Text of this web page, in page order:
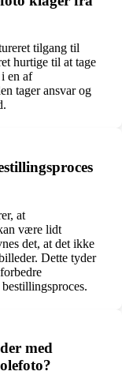
tilgang til
hurtige til at tage
en af
tager ansvar og
at
være lidt
det, at det ikke
Dette tyder
med